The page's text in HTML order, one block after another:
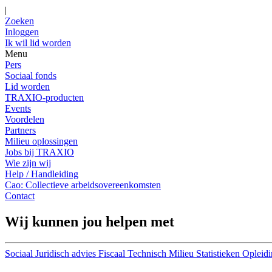
|
Zoeken
Inloggen
Ik wil lid worden
Menu
Pers
Sociaal fonds
Lid worden
TRAXIO-producten
Events
Voordelen
Partners
Milieu oplossingen
Jobs bij TRAXIO
Wie zijn wij
Help / Handleiding
Cao: Collectieve arbeidsovereenkomsten
Contact
Wij kunnen jou helpen met
Sociaal Juridisch advies Fiscaal Technisch Milieu Statistieken